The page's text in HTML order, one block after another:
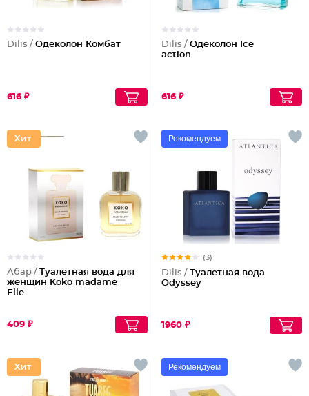
Dilis / Одеколон Комбат
616 ₽
Dilis / Одеколон Ice
action
616 ₽
Абар / Туалетная вода для
женщин Koko madame
Elle
409 ₽
Рекомендуем
(3)
Dilis / Туалетная вода
Odyssey
1960 ₽
Рекомендуем